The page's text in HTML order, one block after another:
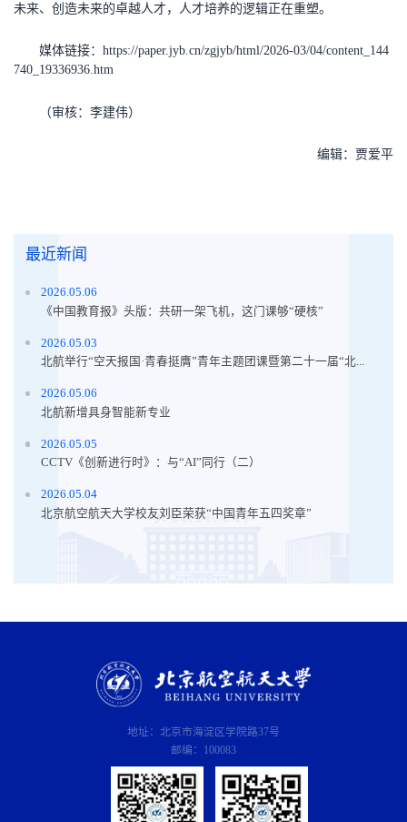
未来、创造未来的卓越人才，人才培养的逻辑正在重塑。
媒体链接：https://paper.jyb.cn/zgjyb/html/2026-03/04/content_144
740_19336936.htm
（审核：李建伟）
编辑：贾爱平
最近新闻
2026.05.06
《中国教育报》头版：共研一架飞机，这门课够“硬核”
2026.05.03
北航举行“空天报国·青春挺膺”青年主题团课暨第二十一届“北...
2026.05.06
北航新增具身智能新专业
2026.05.05
CCTV《创新进行时》：与“AI”同行（二）
2026.05.04
北京航空航天大学校友刘臣荣获“中国青年五四奖章”
地址：北京市海淀区学院路37号
邮编：100083